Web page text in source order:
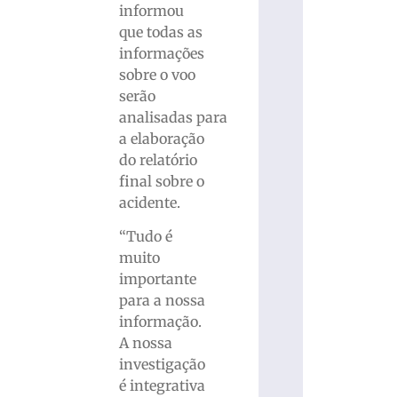
informou
que todas as
informações
sobre o voo
serão
analisadas para
a elaboração
do relatório
final sobre o
acidente.
“Tudo é
muito
importante
para a nossa
informação.
A nossa
investigação
é integrativa